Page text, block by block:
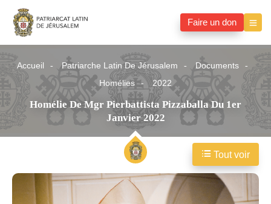
Faire un don
Accueil Patriarche Latin De Jérusalem
Documents
Homélies
2022
Homélie De Mgr Pierbattista Pizzaballa Du 1er
Janvier 2022
Tout voir